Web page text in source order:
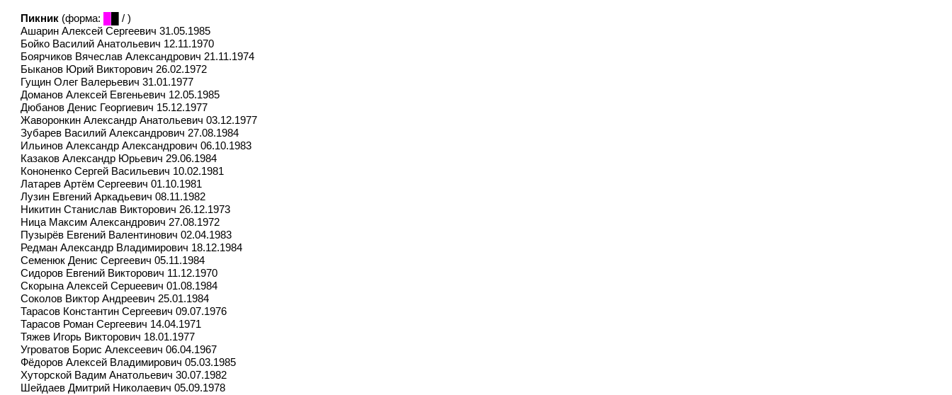
Пикник (форма:
█ / )
Ашарин Алексей Сергеевич 31.05.1985
Бойко Василий Анатольевич 12.11.1970
Боярчиков Вячеслав Александрович 21.11.1974
Быканов Юрий Викторович 26.02.1972
Гущин Олег Валерьевич 31.01.1977
Доманов Алексей Евгеньевич 12.05.1985
Дюбанов Денис Георгиевич 15.12.1977
Жаворонкин Александр Анатольевич 03.12.1977
Зубарев Василий Александрович 27.08.1984
Ильинов Александр Александрович 06.10.1983
Казаков Александр Юрьевич 29.06.1984
Кононенко Сергей Васильевич 10.02.1981
Латарев Артём Сергеевич 01.10.1981
Лузин Евгений Аркадьевич 08.11.1982
Никитин Станислав Викторович 26.12.1973
Ница Максим Александрович 27.08.1972
Пузырёв Евгений Валентинович 02.04.1983
Редман Александр Владимирович 18.12.1984
Семенюк Денис Сергеевич 05.11.1984
Сидоров Евгений Викторович 11.12.1970
Скорына Алексей Серuеевич 01.08.1984
Соколов Виктор Андреевич 25.01.1984
Тарасов Константин Сергеевич 09.07.1976
Тарасов Роман Сергеевич 14.04.1971
Тяжев Игорь Викторович 18.01.1977
Угроватов Борис Алексеевич 06.04.1967
Фёдоров Алексей Владимирович 05.03.1985
Хуторской Вадим Анатольевич 30.07.1982
Шейдаев Дмитрий Николаевич 05.09.1978